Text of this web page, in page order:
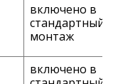
включено в
стандартный
монтаж
включено в